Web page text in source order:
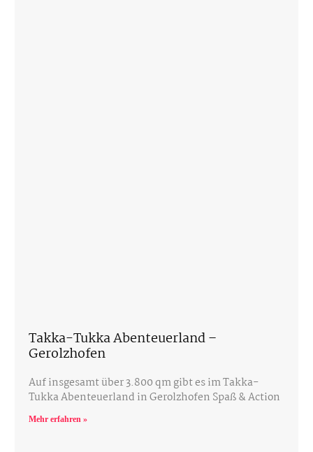
Takka-Tukka Abenteuerland –
Gerolzhofen
Auf insgesamt über 3.800 qm gibt es im Takka-
Tukka Abenteuerland in Gerolzhofen Spaß & Action
Mehr erfahren »